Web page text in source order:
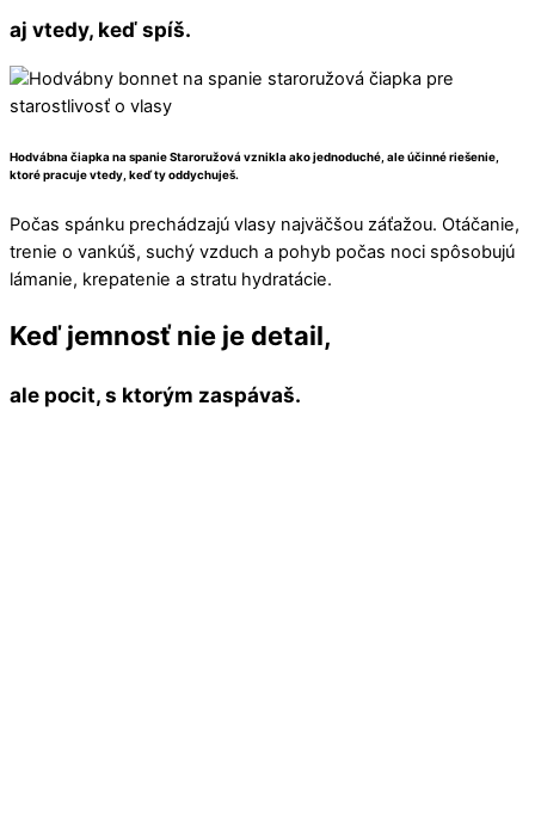
aj vtedy, keď spíš.
Hodvábna čiapka na spanie Staroružová vznikla ako jednoduché, ale účinné riešenie,
ktoré pracuje vtedy, keď ty oddychuješ.
Počas spánku prechádzajú vlasy najväčšou záťažou. Otáčanie,
trenie o vankúš, suchý vzduch a pohyb počas noci spôsobujú
lámanie, krepatenie a stratu hydratácie.
Keď jemnosť nie je detail,
ale pocit, s ktorým zaspávaš.